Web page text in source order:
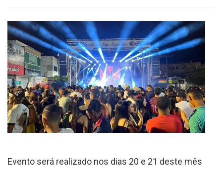
Evento será realizado nos dias 20 e 21 deste mês